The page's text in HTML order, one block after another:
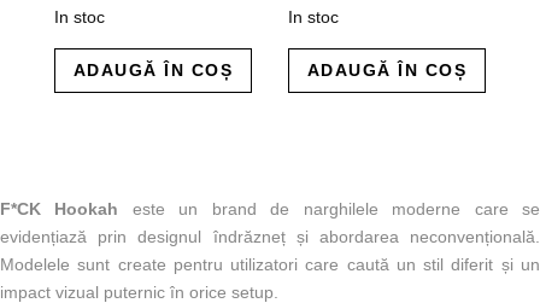
In stoc
ADAUGĂ ÎN COȘ
In stoc
ADAUGĂ ÎN COȘ
F*CK Hookah este un brand de narghilele moderne care se
evidențiază prin designul îndrăzneț și abordarea neconvențională.
Modelele sunt create pentru utilizatori care caută un stil diferit și un
impact vizual puternic în orice setup.